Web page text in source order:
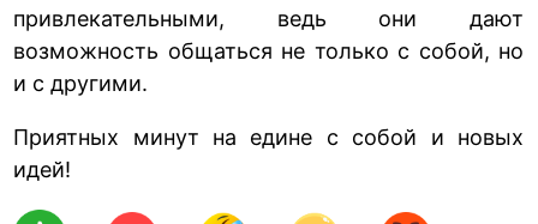
привлекательными, ведь они дают
возможность общаться не только с собой, но
и с другими.
Приятных минут на едине с собой и новых
идей!